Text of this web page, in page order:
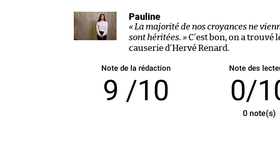
Pauline
« La majorité de nos croyances ne
sont héritées. »C’est bon, on a trouvé
causerie d’Hervé Renard.
Note de la rédaction
9 /10
Note des
0/
0 note(s)